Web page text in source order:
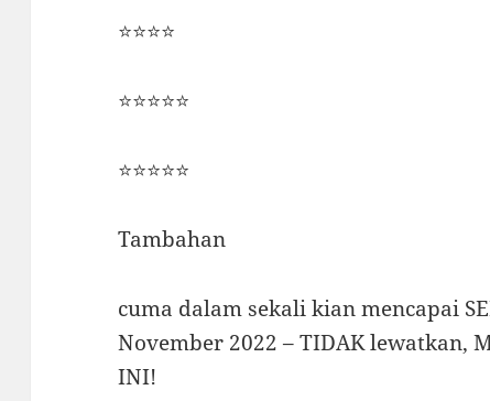
⭐⭐⭐⭐
⭐⭐⭐⭐⭐
⭐⭐⭐⭐⭐
Tambahan
cuma dalam sekali kian mencapai
November 2022 – TIDAK lewatkan,
INI!